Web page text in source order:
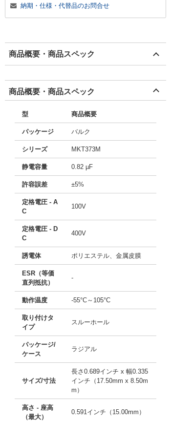
納期・仕様・代替品のお問合せ
商品概要・商品スペック
商品概要・商品スペック
型 商品概要
パッケージ バルク
シリーズ MKT373M
静電容量 0.82 µF
許容誤差 ±5%
定格電圧 - A
C
100V
定格電圧 - D
C
400V
誘電体 ポリエステル、金属皮膜
ESR（等価
直列抵抗）
-
動作温度 -55°C～105°C
取り付けタ
イプ
スルーホール
パッケージ/
ケース
ラジアル
サイズ/寸法
長さ0.689インチ x 幅0.335
インチ（17.50mm x 8.50m
m）
高さ - 座高
（最大）
0.591インチ（15.00mm）